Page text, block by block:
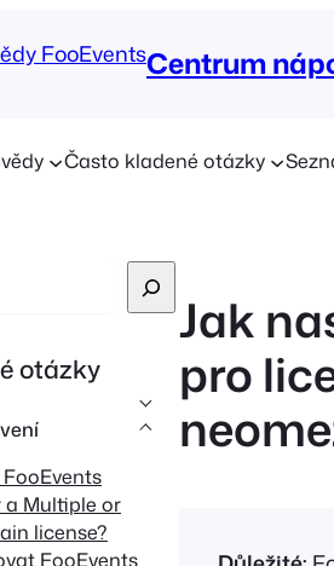
Centrum
Často kladené otázky
otázky
a Multiple or
license?
FooEvents
Jak
pro